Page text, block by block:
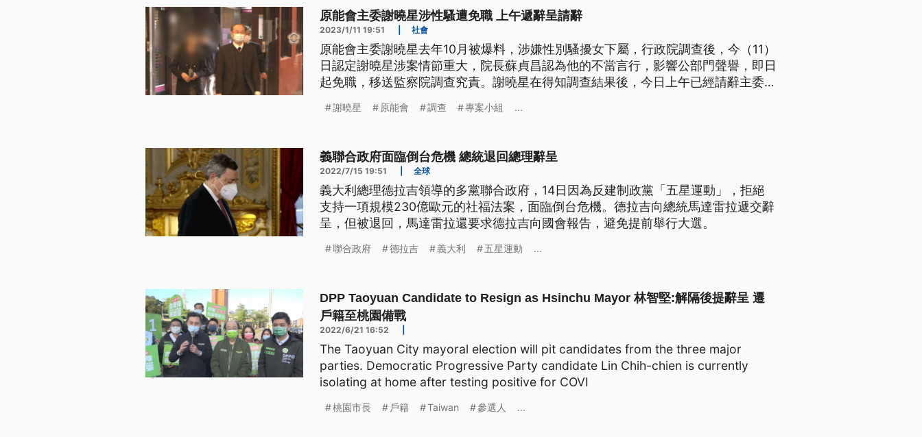
原能會主委謝曉星涉性騷遭免職 上午遞辭呈請辭
2023/1/11 19:51 社會
原能會主委謝曉星去年10月被爆料，涉嫌性別騷擾女下屬，行政院調查後，今（11）
日認定謝曉星涉案情節重大，院長蘇貞昌認為他的不當言行，影響公部門聲譽，即日
起免職，移送監察院調查究責。謝曉星在得知調查結果後，今日上午已經請辭主委。
意識，強化同仁性平觀念。
謝曉星 原能會 調查 專案小組 ...
義聯合政府面臨倒台危機 總統退回總理辭呈
2022/7/15 19:51 全球
義大利總理德拉吉領導的多黨聯合政府，14日因為反建制政黨「五星運動」，拒絕
支持一項規模230億歐元的社福法案，面臨倒台危機。德拉吉向總統馬達雷拉遞交辭
呈，但被退回，馬達雷拉還要求德拉吉向國會報告，避免提前舉行大選。
聯合政府 德拉吉 義大利 五星運動 ...
DPP Taoyuan Candidate to Resign as Hsinchu Mayor 林智堅:解隔後提辭呈 遷
戶籍至桃園備戰
2022/6/21 16:52
The Taoyuan City mayoral election will pit candidates from the three major
parties. Democratic Progressive Party candidate Lin Chih-chien is currently
isolating at home after testing positive for COVI
桃園市長 戶籍 Taiwan 參選人 ...